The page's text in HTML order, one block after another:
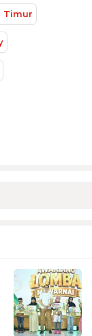
Timur